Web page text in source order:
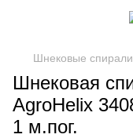
Шнековые спирали
Шнековая
AgroHelix
1 м.пог.